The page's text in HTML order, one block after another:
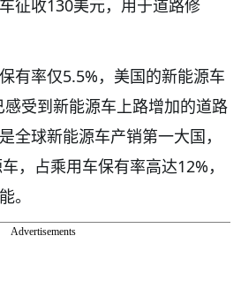
征收130美元，用于道路修
有率仅5.5%，美国的新能源车
受到新能源车上路增加的道路
全球新能源车产销第一大国，
，占乘用车保有率高达12%，
。
Advertisements